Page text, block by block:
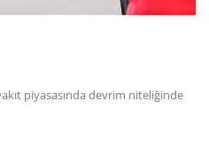
piyasasında devrim niteliğinde